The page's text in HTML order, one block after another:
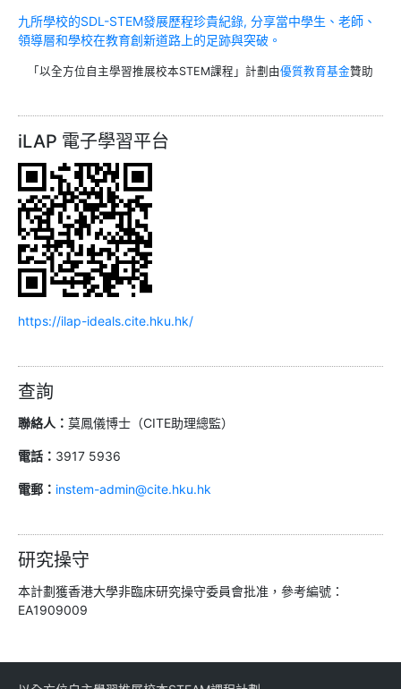
九所學校的SDL-STEM發展歷程珍貴紀錄, 分享當中學生、老師、
領導層和學校在教育創新道路上的足跡與突破。
「以全方位自主學習推展校本STEM課程」計劃由優質教育基金贊助
iLAP 電子學習平台
https://ilap-ideals.cite.hku.hk/
查詢
聯絡人： 莫鳳儀博士（CITE助理總監）
電話： 3917 5936
電郵： instem-admin@cite.hku.hk
研究操守
本計劃獲香港大學非臨床研究操守委員會批准，參考編號：
EA1909009